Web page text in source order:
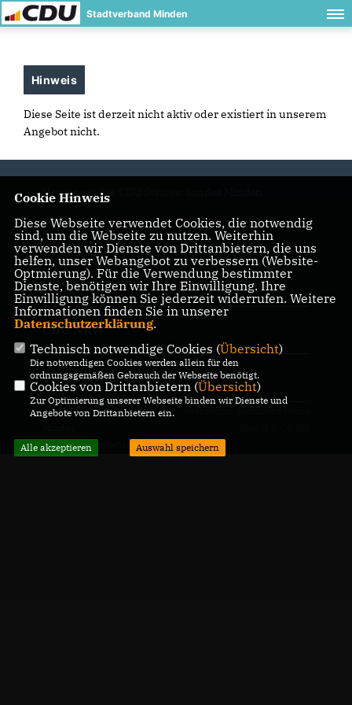
Stadtverband Minden
Hinweis
Diese Seite ist derzeit nicht aktiv oder existiert in unserem
Angebot nicht.
Homepage des CDU Stadtverbandes Minden
IMPRESSUM DATENSCHUTZ KONTAKT
CDU Kreisverband Minden-Lübbecke
CDU NRW
CDU Deutschlands
© 2026 CDU Stadtverband
Alle Rechte vorbehalten.
Cookie Hinweis
Diese Webseite verwendet Cookies, die notwendig
sind, um die Webseite zu nutzen. Weiterhin
verwenden wir Dienste von Drittanbietern, die uns
helfen, unser Webangebot zu verbessern (Website-
Optmierung). Für die Verwendung bestimmter
Dienste, benötigen wir Ihre Einwilligung. Ihre
Einwilligung können Sie jederzeit widerrufen. Weitere
Informationen finden Sie in unserer
Datenschutzerklärung.
Technisch notwendige Cookies (Übersicht)
Die notwendigen Cookies werden allein für den
ordnungsgemäßen Gebrauch der Webseite benötigt.
Cookies von Drittanbietern (Übersicht)
Zur Optimierung unserer Webseite binden wir Dienste und
Angebote von Drittanbietern ein.
Alle akzeptieren Auswahl speichern